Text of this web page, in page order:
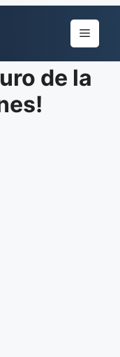
Menu
de la